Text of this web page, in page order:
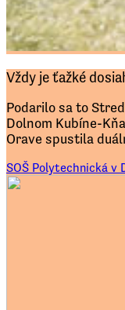
Vždy je ťažké
Podarilo sa to
Dolnom Kubíne-
Orave spustila
SOŠ Polytechnická v